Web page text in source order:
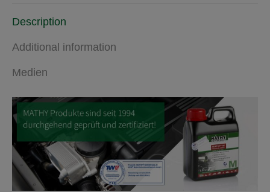
Description
Additional information
Medien